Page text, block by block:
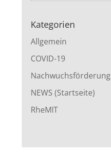
Kategorien
Allgemein
COVID-19
Nachwuchsförderung
NEWS (Startseite)
RheMIT